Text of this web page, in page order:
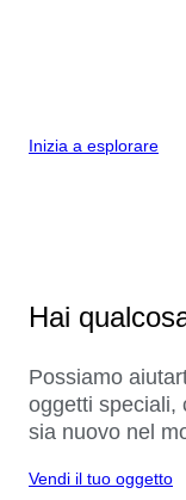
Inizia a esplorare
Hai
Possiamo
oggetti speciali,
sia nuovo nel
Vendi il tuo oggetto